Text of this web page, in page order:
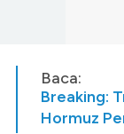
Baca:
Breaking:
Hormuz